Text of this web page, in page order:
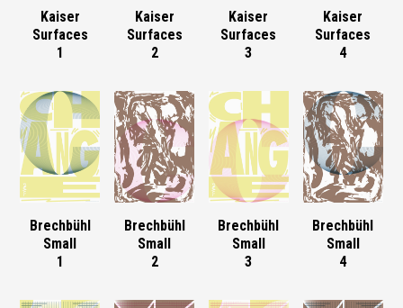
Kaiser
Surfaces
1
Kaiser
Surfaces
2
Kaiser
Surfaces
3
Kaiser
Surfaces
4
Brechbühl
Small
1
Brechbühl
Small
2
Brechbühl
Small
3
Brechbühl
Small
4